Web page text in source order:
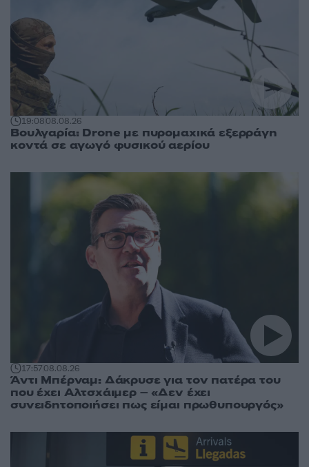
19:0808.08.26
Βουλγαρία: Drone με πυρομαχικά εξερράγη
κοντά σε αγωγό φυσικού αερίου
17:5708.08.26
Άντι Μπέρναμ: Δάκρυσε για τον πατέρα του
που έχει Αλτσχάιμερ – «Δεν έχει
συνειδητοποιήσει πως είμαι πρωθυπουργός»